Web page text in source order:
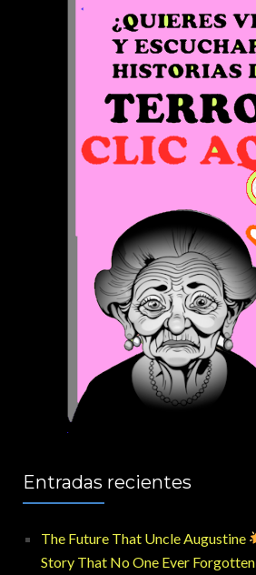
Entradas recientes
The Future That Uncle Augustine
Story That No One Ever Forgotten